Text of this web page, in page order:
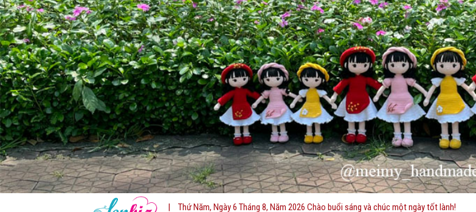
| Thứ Năm, Ngày 6 Tháng 8, Năm 2026 Chào buổi sáng và chúc một ngày tốt lành!